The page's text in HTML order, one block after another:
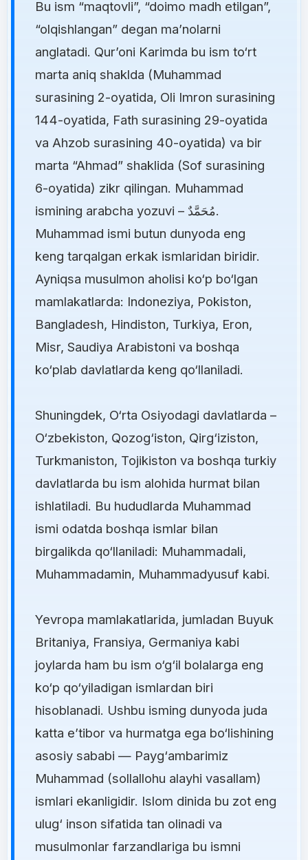
Bu ism “maqtovli”, “doimo madh etilgan”,
“olqishlangan” degan ma’nolarni
anglatadi. Qur’oni Karimda bu ism to‘rt
marta aniq shaklda (Muhammad
surasining 2-oyatida, Oli Imron surasining
144-oyatida, Fath surasining 29-oyatida
va Ahzob surasining 40-oyatida) va bir
marta “Ahmad” shaklida (Sof surasining
6-oyatida) zikr qilingan. Muhammad
ismining arabcha yozuvi – مُحَمَّدٌ.
Muhammad ismi butun dunyoda eng
keng tarqalgan erkak ismlaridan biridir.
Ayniqsa musulmon aholisi ko‘p bo‘lgan
mamlakatlarda: Indoneziya, Pokiston,
Bangladesh, Hindiston, Turkiya, Eron,
Misr, Saudiya Arabistoni va boshqa
ko‘plab davlatlarda keng qo‘llaniladi.
Shuningdek, O‘rta Osiyodagi davlatlarda –
O‘zbekiston, Qozog‘iston, Qirg‘iziston,
Turkmaniston, Tojikiston va boshqa turkiy
davlatlarda bu ism alohida hurmat bilan
ishlatiladi. Bu hududlarda Muhammad
ismi odatda boshqa ismlar bilan
birgalikda qo‘llaniladi: Muhammadali,
Muhammadamin, Muhammadyusuf kabi.
Yevropa mamlakatlarida, jumladan Buyuk
Britaniya, Fransiya, Germaniya kabi
joylarda ham bu ism o‘g‘il bolalarga eng
ko‘p qo‘yiladigan ismlardan biri
hisoblanadi. Ushbu isming dunyoda juda
katta e’tibor va hurmatga ega bo‘lishining
asosiy sababi — Payg‘ambarimiz
Muhammad (sollallohu alayhi vasallam)
ismlari ekanligidir. Islom dinida bu zot eng
ulug‘ inson sifatida tan olinadi va
musulmonlar farzandlariga bu ismni